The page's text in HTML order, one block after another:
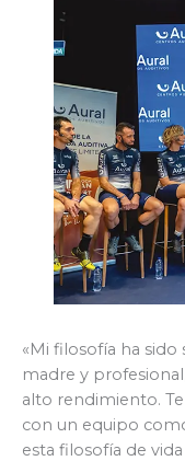
«Mi filosofía ha
madre y
alto rendimiento.
con un equipo
esta filosofía de